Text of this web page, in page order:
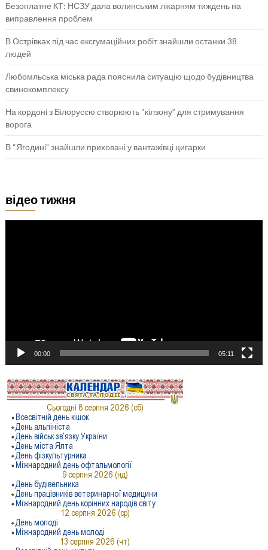
Безоплатне КТ: НСЗУ дала волинським лікарням тиждень на
виправлення проблем
В Острівках під час ексгумаційних робіт знайшли останки 38
людей
Любомльська міська рада пояснила ситуацію щодо будівництва
свинокомплексу
На кордоні з Білоруссю створюють “кілзону” для стримування
ворога
В “Ягодині” знайшли приховані у вантажівці цигарки
відео тижня
00:00 05:11